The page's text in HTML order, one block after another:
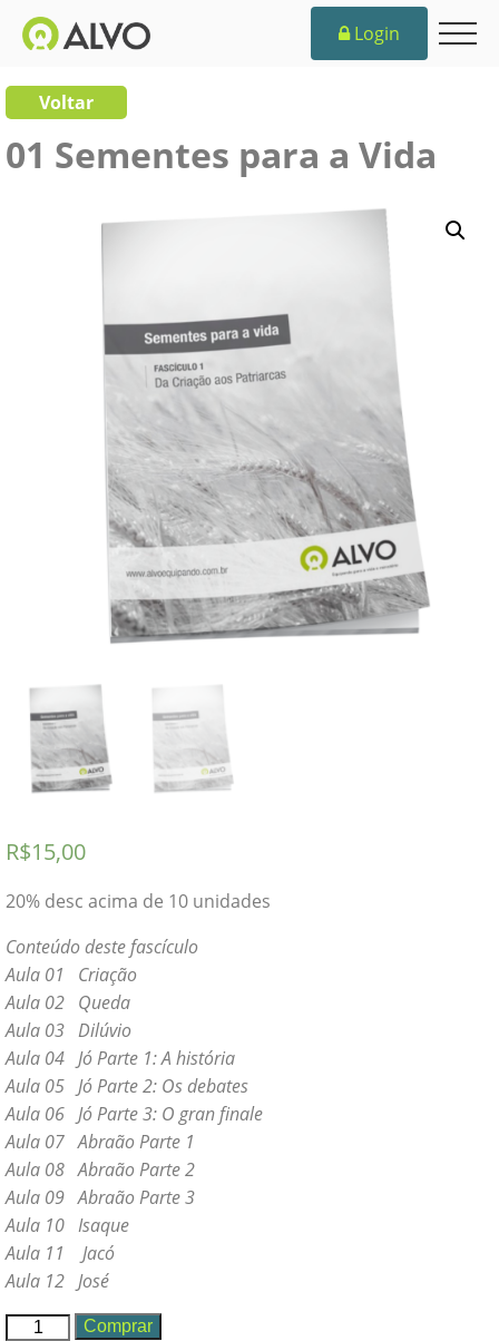
Login
Voltar
01 Sementes para a Vida
R$15,00
20% desc acima de 10 unidades
Conteúdo deste fascículo
Aula 01 Criação
Aula 02 Queda
Aula 03 Dilúvio
Aula 04 Jó Parte 1: A história
Aula 05 Jó Parte 2: Os debates
Aula 06 Jó Parte 3: O gran finale
Aula 07 Abraão Parte 1
Aula 08 Abraão Parte 2
Aula 09 Abraão Parte 3
Aula 10 Isaque
Aula 11 Jacó
Aula 12 José
Comprar